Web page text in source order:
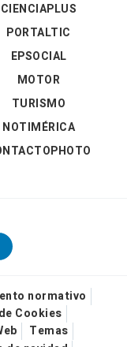
CIENCIAPLUS
PORTALTIC
EPSOCIAL
MOTOR
TURISMO
NOTIMÉRICA
normativo
Cookies
Temas